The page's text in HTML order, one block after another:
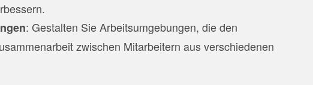
: Gestalten Sie Arbeitsumgebungen, die den
zwischen Mitarbeitern aus verschiedenen